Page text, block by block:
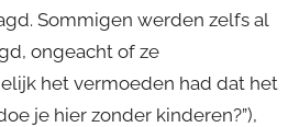
Sommigen werden zelfs al
ongeacht of ze
het vermoeden had dat het
je hier zonder kinderen?”),